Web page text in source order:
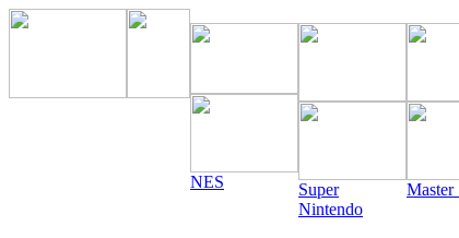
NES
Super
Nintendo
Master